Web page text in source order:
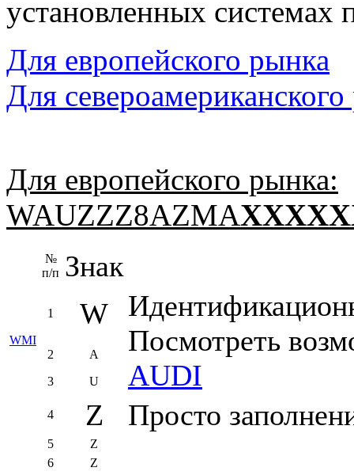
установленных системах
Для европейского рынка
Для
Для европейского рынка:
WAUZZZ8AZMA
№
п/п Знак
WMI
1 W
Посмотреть
AUDI
2
A
3
U
4 Z Просто
5
Z
6
Z